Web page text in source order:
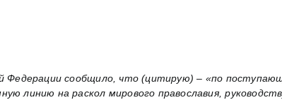
Федерации сообщило, что (цитирую) – «по
линию на раскол мирового православия,